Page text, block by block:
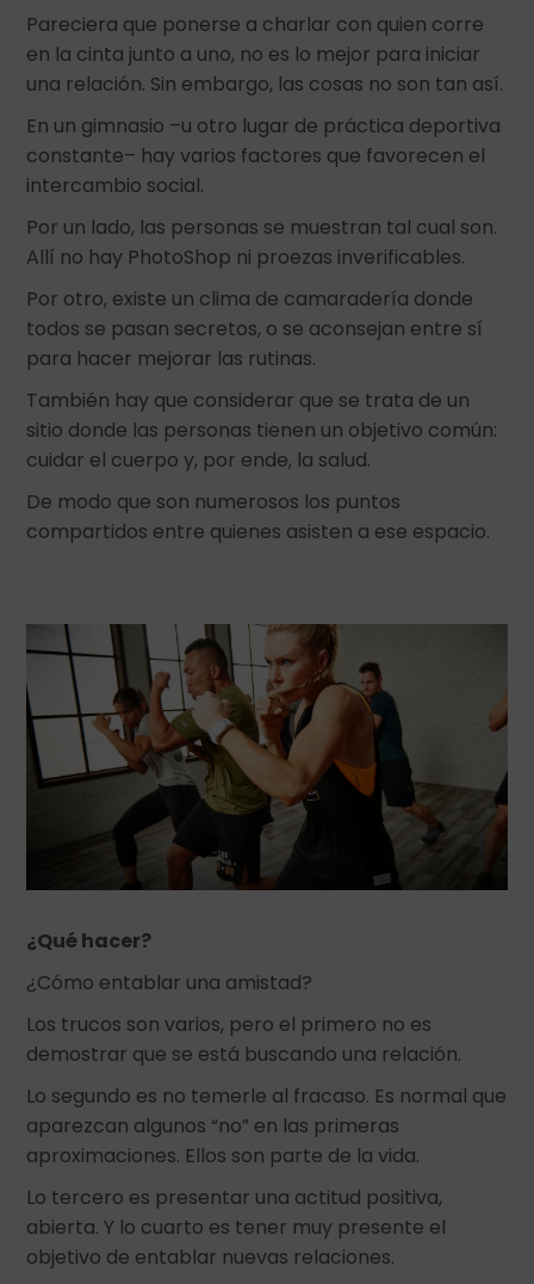
Pareciera que ponerse a charlar con quien corre
en la cinta junto a uno, no es lo mejor para iniciar
una relación. Sin embargo, las cosas no son tan así.
En un gimnasio –u otro lugar de práctica deportiva
constante– hay varios factores que favorecen el
intercambio social.
Por un lado, las personas se muestran tal cual son.
Allí no hay PhotoShop ni proezas inverificables.
Por otro, existe un clima de camaradería donde
todos se pasan secretos, o se aconsejan entre sí
para hacer mejorar las rutinas.
También hay que considerar que se trata de un
sitio donde las personas tienen un objetivo común:
cuidar el cuerpo y, por ende, la salud.
De modo que son numerosos los puntos
compartidos entre quienes asisten a ese espacio.
¿Qué hacer?
¿Cómo entablar una amistad?
Los trucos son varios, pero el primero no es
demostrar que se está buscando una relación.
Lo segundo es no temerle al fracaso. Es normal que
aparezcan algunos “no” en las primeras
aproximaciones. Ellos son parte de la vida.
Lo tercero es presentar una actitud positiva,
abierta. Y lo cuarto es tener muy presente el
objetivo de entablar nuevas relaciones.